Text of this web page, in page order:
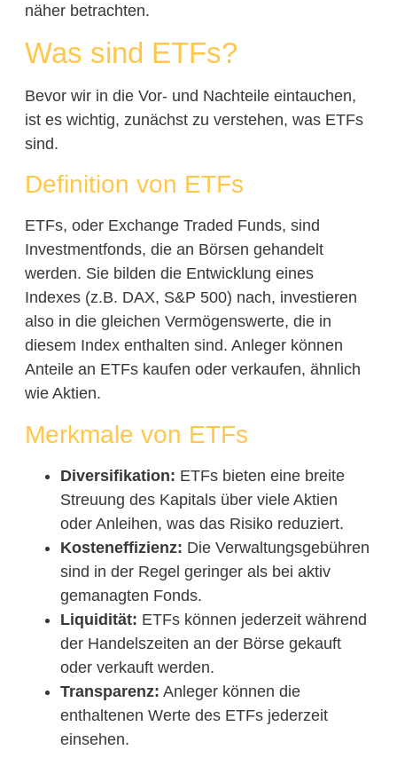
näher betrachten.
Was sind ETFs?
Bevor wir in die Vor- und Nachteile eintauchen,
ist es wichtig, zunächst zu verstehen, was ETFs
sind.
Definition von ETFs
ETFs, oder Exchange Traded Funds, sind
Investmentfonds, die an Börsen gehandelt
werden. Sie bilden die Entwicklung eines
Indexes (z.B. DAX, S&P 500) nach, investieren
also in die gleichen Vermögenswerte, die in
diesem Index enthalten sind. Anleger können
Anteile an ETFs kaufen oder verkaufen, ähnlich
wie Aktien.
Merkmale von ETFs
Diversifikation: ETFs bieten eine breite
Streuung des Kapitals über viele Aktien
oder Anleihen, was das Risiko reduziert.
Kosteneffizienz: Die Verwaltungsgebühren
sind in der Regel geringer als bei aktiv
gemanagten Fonds.
Liquidität: ETFs können jederzeit während
der Handelszeiten an der Börse gekauft
oder verkauft werden.
Transparenz: Anleger können die
enthaltenen Werte des ETFs jederzeit
einsehen.